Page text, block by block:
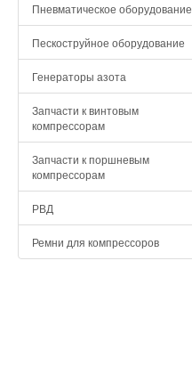
Пневматическое оборудование
Пескоструйное оборудование
Генераторы азота
Запчасти к винтовым
компрессорам
Запчасти к поршневым
компрессорам
РВД
Ремни для компрессоров